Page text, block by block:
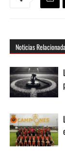
Noticias